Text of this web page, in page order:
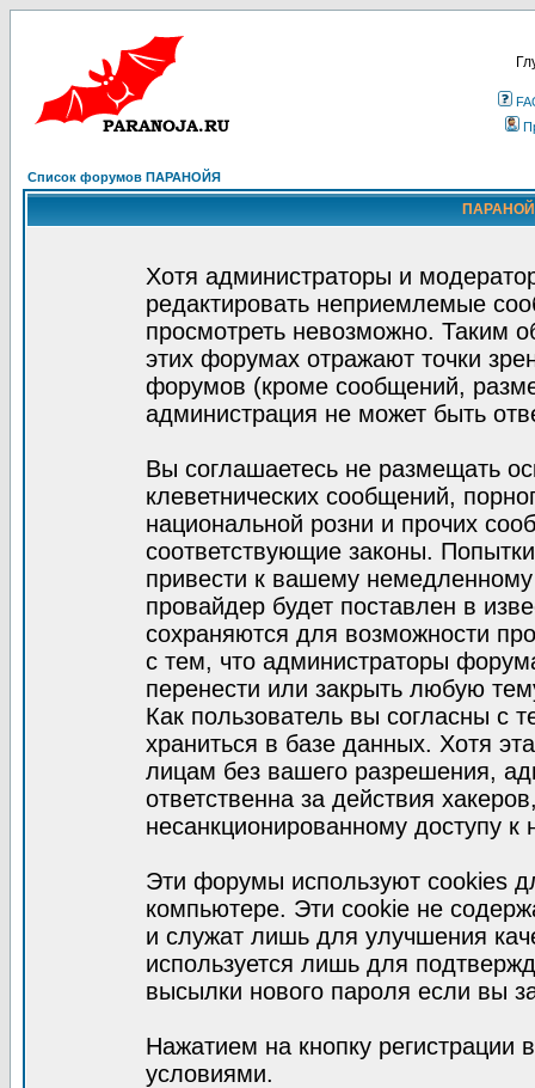
Список форумов ПАРАНОЙЯ
Хотя администраторы и
редактировать неприемлемые
просмотреть невозможно. Таким
этих форумах отражают точки
форумов (кроме сообщений,
администрация не может быть
Вы соглашаетесь не размещать
клеветнических сообщений,
национальной розни и прочих
соответствующие законы.
привести к вашему
провайдер будет поставлен в
сохраняются для возможности
с тем, что администраторы
перенести или закрыть любую
Как пользователь вы согласны с
храниться в базе данных. Хотя
лицам без вашего разрешения,
ответственна за действия
несанкционированному доступу к
Эти форумы используют cookies
компьютере. Эти cookie не
и служат лишь для улучшения
используется лишь для
высылки нового пароля если вы
Нажатием на кнопку регистрации
условиями.